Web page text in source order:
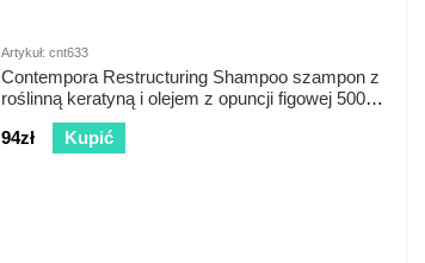
Artykuł: cnt633
Contempora Restructuring Shampoo szampon z
roślinną keratyną i olejem z opuncji figowej 500
94zł
Kupić